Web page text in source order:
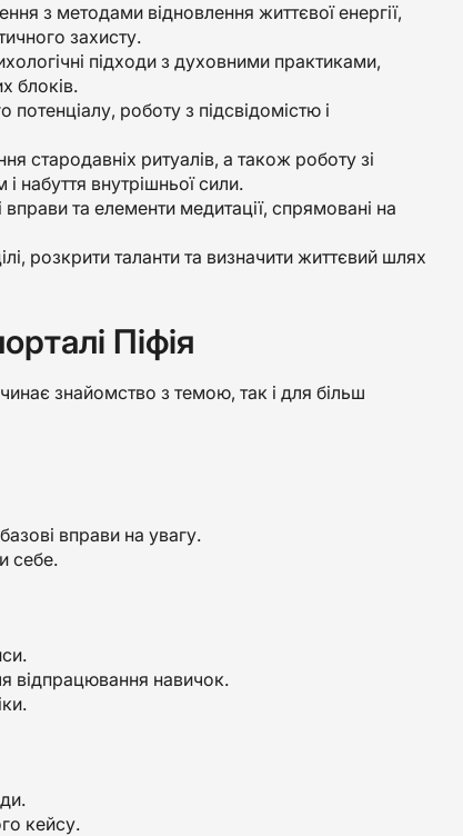
з методами відновлення життєвої енергії,
захисту.
підходи з духовними практиками,
блоків.
роботу з підсвідомістю і
стародавніх ритуалів, а також роботу зі
набуття внутрішньої сили.
та елементи медитації, спрямовані на
розкрити таланти та визначити життєвий шлях
Піфія
знайомство з темою, так і для більш
вправи на увагу.
себе.
відпрацювання навичок.
кейсу.